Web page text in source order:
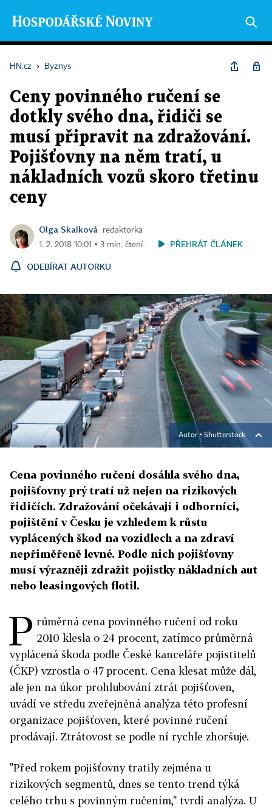
HN.cz › Byznys
Ceny povinného ručení se
dotkly svého dna, řidiči se
musí připravit na zdražování.
Pojišťovny na něm tratí, u
nákladních vozů skoro třetinu
ceny
Olga Skalková
redaktorka
1. 2. 2018 10:01 ▪ 3 min. čtení
PŘEHRÁT ČLÁNEK
ODEBÍRAT AUTORKU
Autor ▪ Shutterstock
Cena povinného ručení dosáhla svého dna,
pojišťovny prý tratí už nejen na rizikových
řidičích. Zdražování očekávají i odborníci,
pojištění v Česku je vzhledem k růstu
vyplácených škod na vozidlech a na zdraví
nepřiměřeně levné. Podle nich pojišťovny
musí výrazněji zdražit pojistky nákladních aut
nebo leasingových flotil.
P růměrná cena povinného ručení od roku
2010 klesla o 24 procent, zatímco průměrná
vyplácená škoda podle České kanceláře pojistitelů
(ČKP) vzrostla o 47 procent. Cena klesat může dál,
ale jen na úkor prohlubování ztrát pojišťoven,
uvádí ve středu zveřejněná analýza této profesní
organizace pojišťoven, které povinné ručení
prodávají. Ztrátovost se podle ní rychle zhoršuje.
"Před rokem pojišťovny tratily zejména u
rizikových segmentů, dnes se tento trend týká
celého trhu s povinným ručením," tvrdí analýza. U